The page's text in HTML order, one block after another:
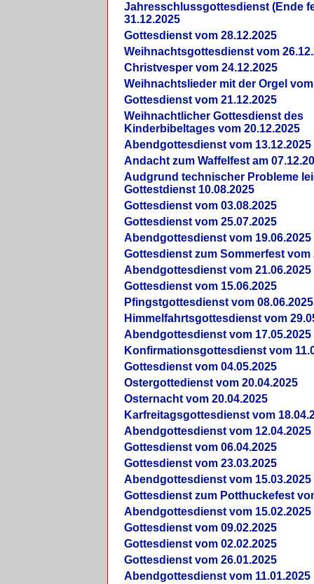
Jahresschlussgottesdienst (Ende
31.12.2025
Gottesdienst vom 28.12.2025
Weihnachtsgottesdienst vom
Christvesper vom 24.12.2025
Weihnachtslieder mit der Orgel vom
Gottesdienst vom 21.12.2025
Weihnachtlicher Gottesdienst des
Kinderbibeltages vom 20.12.2025
Abendgottesdienst vom 13.12.2025
Andacht zum Waffelfest am
Audgrund technischer Probleme
Gottestdienst 10.08.2025
Gottesdienst vom 03.08.2025
Gottesdienst vom 25.07.2025
Abendgottesdienst vom 19.06.2025
Gottesdienst zum Sommerfest vom
Abendgottesdienst vom 21.06.2025
Gottesdienst vom 15.06.2025
Pfingstgottesdienst vom 08.06.2025
Himmelfahrtsgottesdienst vom
Abendgottesdienst vom 17.05.2025
Konfirmationsgottesdienst vom
Gottesdienst vom 04.05.2025
Ostergottedienst vom 20.04.2025
Osternacht vom 20.04.2025
Karfreitagsgottesdienst vom
Abendgottesdienst vom 12.04.2025
Gottesdienst vom 06.04.2025
Gottesdienst vom 23.03.2025
Abendgottesdienst vom 15.03.2025
Gottesdienst zum Potthuckefest
Abendgottesdienst vom 15.02.2025
Gottesdienst vom 09.02.2025
Gottesdienst vom 02.02.2025
Gottesdienst vom 26.01.2025
Abendgottesdienst vom 11.01.2025